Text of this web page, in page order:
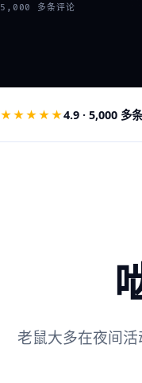
5,000 多条评论
★★★★★4.9 · 5,000 多
老鼠大多在夜间